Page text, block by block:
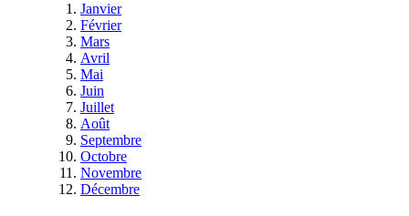
Janvier
Février
Mars
Avril
Mai
Juin
Juillet
Août
Septembre
Octobre
Novembre
Décembre